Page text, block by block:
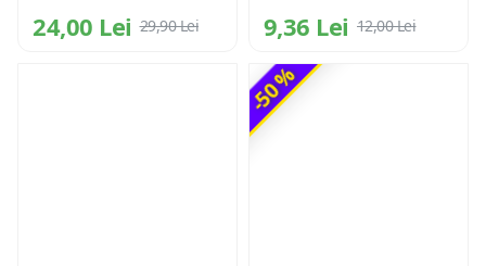
24,00 Lei 29,90 Lei 9,36 Lei 12,00 Lei
-50 %